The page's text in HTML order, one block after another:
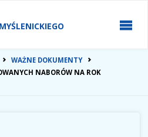
WAŻNE DOKUMENTY
NABORÓW NA ROK